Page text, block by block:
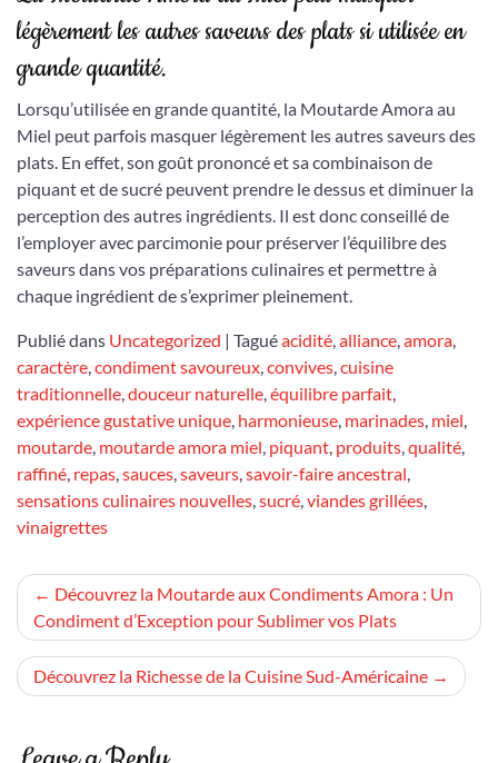
légèrement les autres saveurs des plats si utilisée en
grande quantité.
Lorsqu’utilisée en grande quantité, la Moutarde Amora au
Miel peut parfois masquer légèrement les autres saveurs des
plats. En effet, son goût prononcé et sa combinaison de
piquant et de sucré peuvent prendre le dessus et diminuer la
perception des autres ingrédients. Il est donc conseillé de
l’employer avec parcimonie pour préserver l’équilibre des
saveurs dans vos préparations culinaires et permettre à
chaque ingrédient de s’exprimer pleinement.
Publié dans Uncategorized | Taguéacidité,alliance,amora,
caractère,condiment savoureux,convives,cuisine
traditionnelle,douceur naturelle,équilibre parfait,
expérience gustative unique, harmonieuse, marinades, miel,
moutarde, moutarde amora miel, piquant, produits,qualité,
raffiné, repas,sauces,saveurs,savoir-faire ancestral,
sensations culinaires nouvelles,sucré,viandes grillées,
vinaigrettes
Navigation
de
l’article
Découvrez la Moutarde aux Condiments Amora : Un
Condiment d’Exception pour Sublimer vos Plats
Découvrez la Richesse de la Cuisine Sud-Américaine